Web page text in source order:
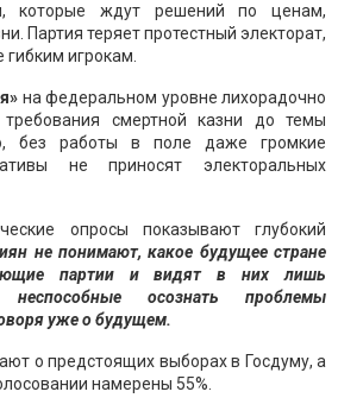
которые ждут решений по ценам,
Партия теряет протестный электорат,
гибким игрокам.
на федеральном уровне лихорадочно
смертной казни до темы
без работы в поле даже громкие
не приносят электоральных
опросы показывают глубокий
не понимают, какое будущее стране
партии и видят в них лишь
осознать проблемы
уже о будущем.
о предстоящих выборах в Госдуму, а
намерены 55%.